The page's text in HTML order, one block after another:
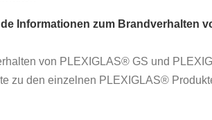
Informationen zum Brandverhalten
von PLEXIGLAS® GS und
zu den einzelnen PLEXIGLAS®